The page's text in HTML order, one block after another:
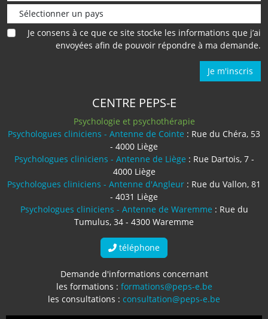
Je consens à ce que ce site stocke les informations que j’ai
envoyées afin de pouvoir répondre à ma demande.
Je m'inscris
CENTRE PEPS-E
Psychologie et psychothérapie
Psychologues cliniciens - Antenne de Cointe : Rue du Chéra, 53
- 4000 Liège
Psychologues cliniciens - Antenne de Liège : Rue Dartois, 7 -
4000 Liège
Psychologues cliniciens - Antenne d'Angleur : Rue du Vallon, 81
- 4031 Liège
Psychologues cliniciens - Antenne de Waremme : Rue du
Tumulus, 34 - 4300 Waremme
téléphone
Demande d'informations concernant
les formations : formations@peps-e.be
les consultations : consultation@peps-e.be